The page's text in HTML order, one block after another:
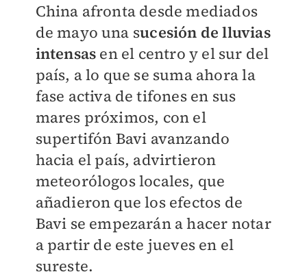
China afronta desde mediados
de mayo una sucesión de lluvias
intensas en el centro y el sur del
país, a lo que se suma ahora la
fase activa de tifones en sus
mares próximos, con el
supertifón Bavi avanzando
hacia el país, advirtieron
meteorólogos locales, que
añadieron que los efectos de
Bavi se empezarán a hacer notar
a partir de este jueves en el
sureste.